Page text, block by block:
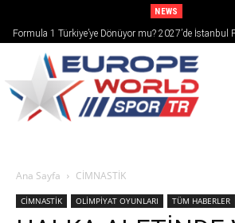
NEWS
Formula 1 Türkiye’ye Dönüyor mu? 2027’de İstanbul
Ana Sayfa CİMNASTİK
CİMNASTİK OLİMPİYAT OYUNLARI TÜM HABERLER